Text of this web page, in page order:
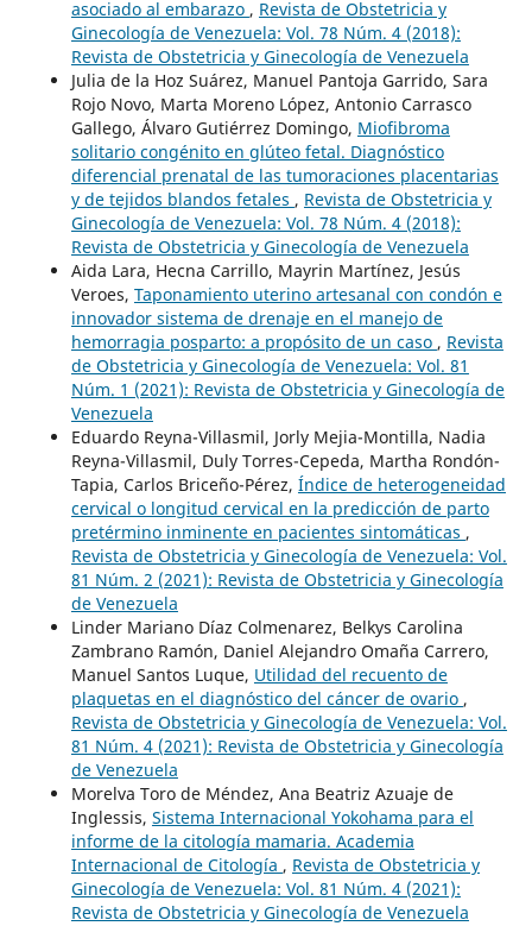
asociado al embarazo , Revista de Obstetricia y
Ginecología de Venezuela: Vol. 78 Núm. 4 (2018):
Revista de Obstetricia y Ginecología de Venezuela
Julia de la Hoz Suárez, Manuel Pantoja Garrido, Sara
Rojo Novo, Marta Moreno López, Antonio Carrasco
Gallego, Álvaro Gutiérrez Domingo, Miofibroma
solitario congénito en glúteo fetal. Diagnóstico
diferencial prenatal de las tumoraciones placentarias
y de tejidos blandos fetales , Revista de Obstetricia y
Ginecología de Venezuela: Vol. 78 Núm. 4 (2018):
Revista de Obstetricia y Ginecología de Venezuela
Aida Lara, Hecna Carrillo, Mayrin Martínez, Jesús
Veroes, Taponamiento uterino artesanal con condón e
innovador sistema de drenaje en el manejo de
hemorragia posparto: a propósito de un caso , Revista
de Obstetricia y Ginecología de Venezuela: Vol. 81
Núm. 1 (2021): Revista de Obstetricia y Ginecología de
Venezuela
Eduardo Reyna-Villasmil, Jorly Mejia-Montilla, Nadia
Reyna-Villasmil, Duly Torres-Cepeda, Martha Rondón-
Tapia, Carlos Briceño-Pérez, Índice de heterogeneidad
cervical o longitud cervical en la predicción de parto
pretérmino inminente en pacientes sintomáticas ,
Revista de Obstetricia y Ginecología de Venezuela: Vol.
81 Núm. 2 (2021): Revista de Obstetricia y Ginecología
de Venezuela
Linder Mariano Díaz Colmenarez, Belkys Carolina
Zambrano Ramón, Daniel Alejandro Omaña Carrero,
Manuel Santos Luque, Utilidad del recuento de
plaquetas en el diagnóstico del cáncer de ovario ,
Revista de Obstetricia y Ginecología de Venezuela: Vol.
81 Núm. 4 (2021): Revista de Obstetricia y Ginecología
de Venezuela
Morelva Toro de Méndez, Ana Beatriz Azuaje de
Inglessis, Sistema Internacional Yokohama para el
informe de la citología mamaria. Academia
Internacional de Citología , Revista de Obstetricia y
Ginecología de Venezuela: Vol. 81 Núm. 4 (2021):
Revista de Obstetricia y Ginecología de Venezuela